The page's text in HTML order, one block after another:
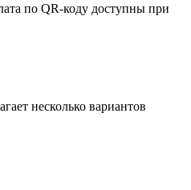
по QR-коду доступны при
несколько вариантов